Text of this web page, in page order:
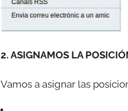
2. ASIGNAMOS LA
Vamos a asignar las